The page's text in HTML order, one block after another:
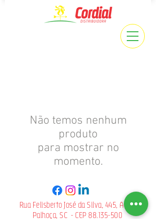
Não temos nenhum
produto
para mostrar no
momento.
Rua Felisberto José da Silva, 445, Aririú
Palhoça, SC - CEP88.135-500